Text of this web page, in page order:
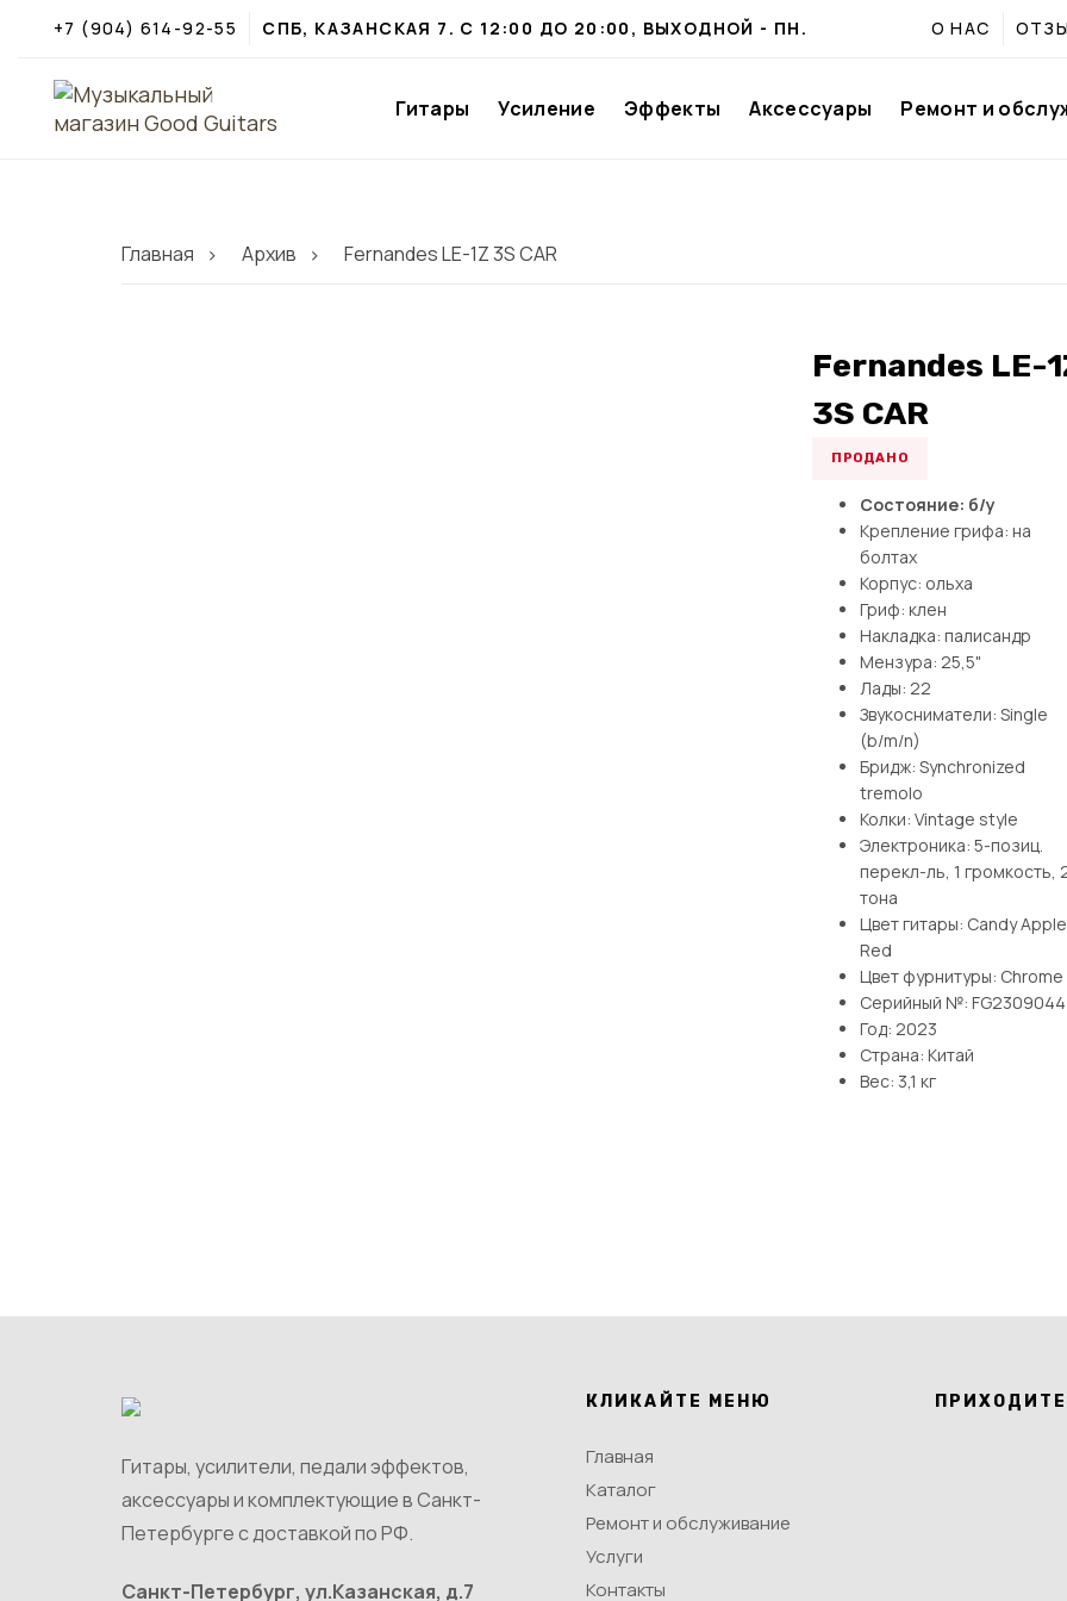
+7 (904) 614-92-55 СПБ, КАЗАНСКАЯ 7. С 12:00 ДО 20:00, ВЫХОДНОЙ - ПН. О НАС
Гитары Усиление Эффекты Аксессуары Ремонт и
Главная Архив Fernandes LE-1Z 3S CAR
Fernandes LE-
3S CAR
ПРОДАНО
Состояние: б/у
Крепление грифа: на
болтах
Корпус: ольха
Гриф: клен
Накладка: палисандр
Мензура: 25,5"
Лады: 22
Звукосниматели: Single
(b/m/n)
Бридж: Synchronized
tremolo
Колки: Vintage style
Электроника: 5-позиц.
перекл-ль, 1 громкость,
тона
Цвет гитары: Candy Apple
Red
Цвет фурнитуры: Chrome
Серийный №:
Год: 2023
Страна: Китай
Вес: 3,1 кг
Гитары, усилители, педали эффектов,
аксессуары и комплектующие в Санкт-
Петербурге c доставкой по РФ.
Санкт-Петербург, ул.Казанская, д.7
КЛИКАЙТЕ МЕНЮ
Главная
Каталог
Ремонт и обслуживание
Услуги
Контакты